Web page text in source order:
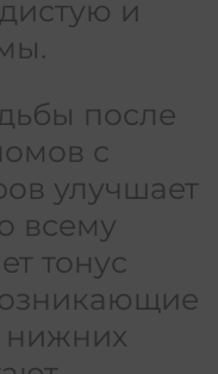
и
после
с
улучшает
всему
тонус
нижних